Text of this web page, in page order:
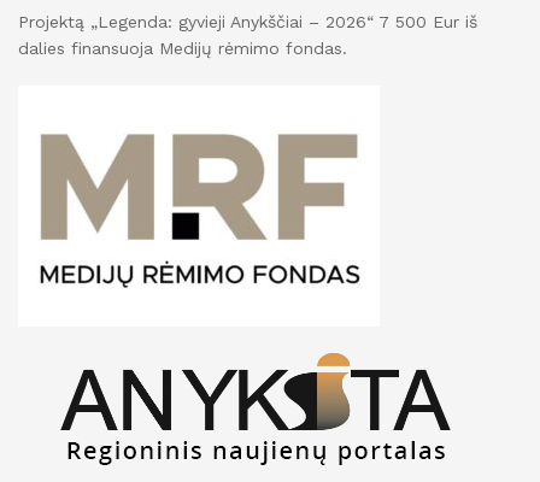
Projektą „Legenda: gyvieji Anykščiai – 2026“ 7 500 Eur iš
dalies finansuoja Medijų rėmimo fondas.